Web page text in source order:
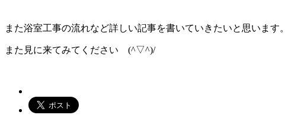
また浴室工事の流れなど詳しい記事を書いていきたいと思います。
また見に来てみてください (^▽^)/